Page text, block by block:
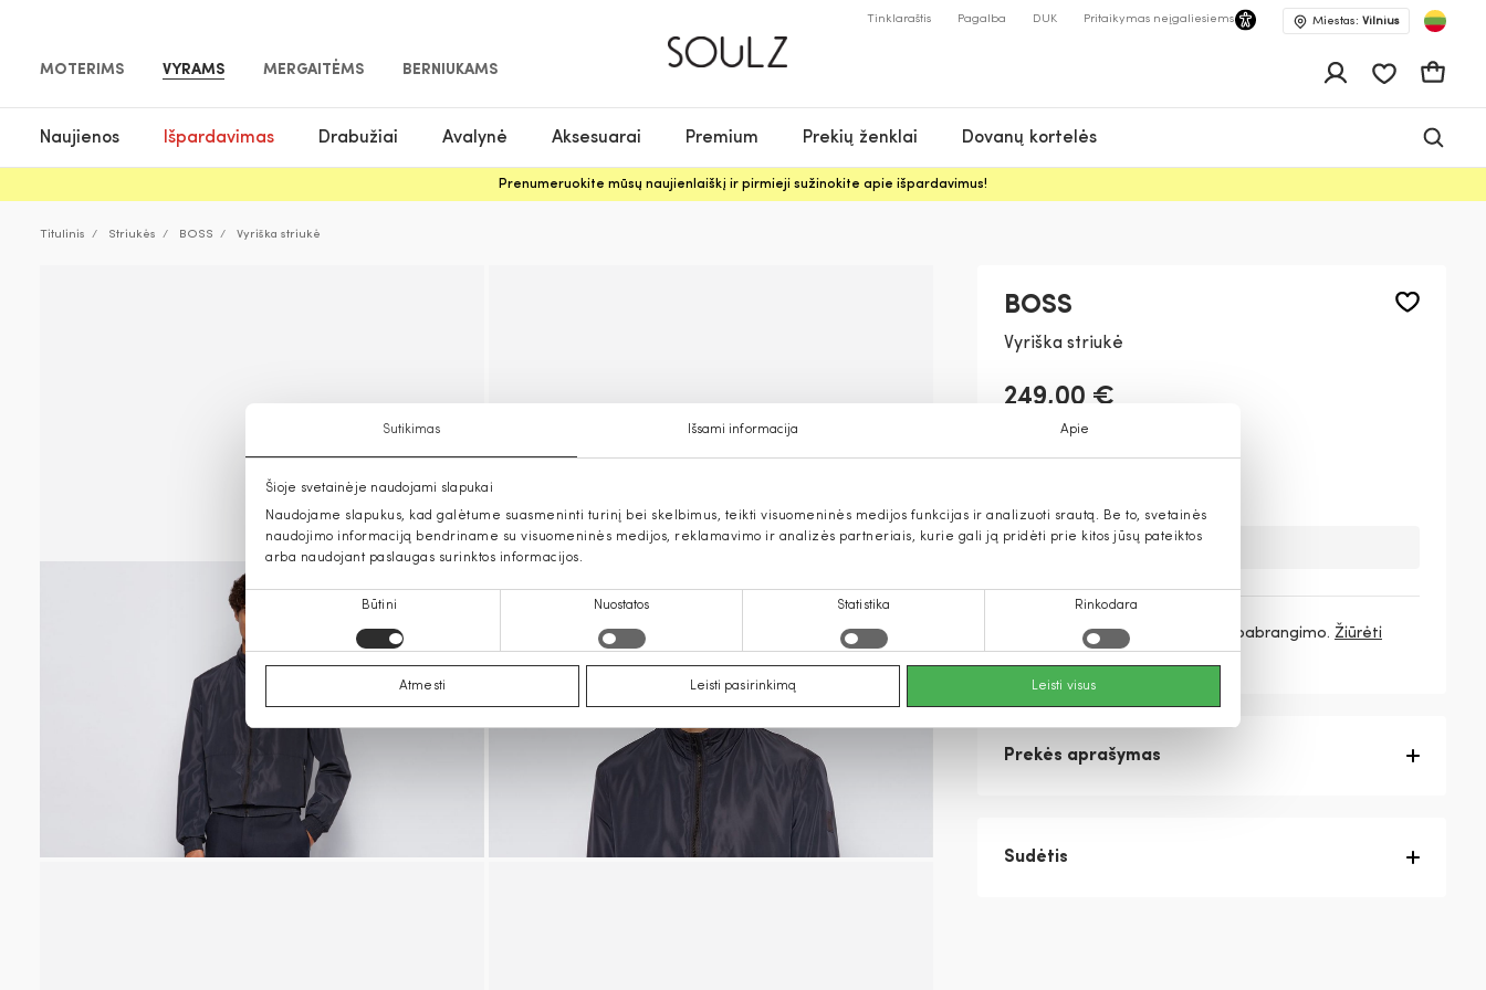
Sutikimas Išsami informacija Apie
Šioje svetainėje naudojami slapukai
Naudojame slapukus, kad galėtume suasmeninti turinį bei skelbimus, teikti visuomeninės medijos funkcijas ir analizuoti srautą. Be to, svetainės
naudojimo informaciją bendriname su visuomeninės medijos, reklamavimo ir analizės partneriais, kurie gali ją pridėti prie kitos jūsų pateiktos
arba naudojant paslaugas surinktos informacijos.
Sutikimo
Būtini Nuostatos Statistika Rinkodara
Atmesti Leisti pasirinkimą Leisti visus
MOTERIMS VYRAMS MERGAITĖMS BERNIUKAMS
Tinklaraštis Pagalba DUK Pritaikymas neįgaliesiems Miestas: Vilnius
Pageidavimų
Naujienos Išpardavimas Drabužiai Avalynė Aksesuarai Premium Prekių ženklai Dovanų kortelės
Prenumeruokite mūsų naujienlaiškį ir pirmieji sužinokite apie išpardavimus!
Titulinis Striukės BOSS Vyriška striukė
BOSS
Vyriška striukė
249,00 €
Deja, šios prekės nebeturime.
3 mokėjimai83,00 € / mėn. be pabrangimo. Žiūrėti
daugiau
Prekės aprašymas
Sudėtis